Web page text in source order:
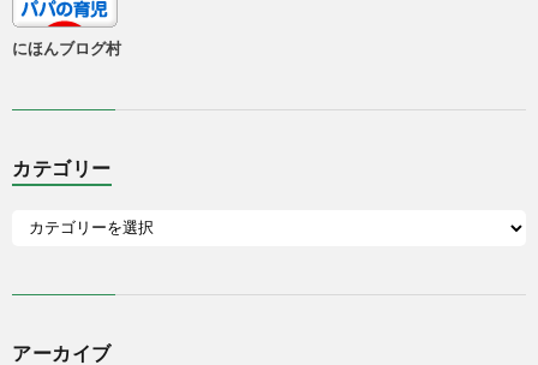
にほんブログ村
カテゴリー
アーカイブ